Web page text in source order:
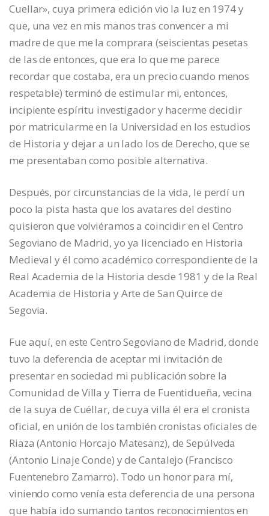
Cuellar», cuya primera edición vio la luz en 1974 y
que, una vez en mis manos tras convencer a mi
madre de que me la comprara (seiscientas pesetas
de las de entonces, que era lo que me parece
recordar que costaba, era un precio cuando menos
respetable) terminó de estimular mi, entonces,
incipiente espíritu investigador y hacerme decidir
por matricularme en la Universidad en los estudios
de Historia y dejar a un lado los de Derecho, que se
me presentaban como posible alternativa.
Después, por circunstancias de la vida, le perdí un
poco la pista hasta que los avatares del destino
quisieron que volviéramos a coincidir en el Centro
Segoviano de Madrid, yo ya licenciado en Historia
Medieval y él como académico correspondiente de la
Real Academia de la Historia desde 1981 y de la Real
Academia de Historia y Arte de San Quirce de
Segovia.
Fue aquí, en este Centro Segoviano de Madrid, donde
tuvo la deferencia de aceptar mi invitación de
presentar en sociedad mi publicación sobre la
Comunidad de Villa y Tierra de Fuentidueña, vecina
de la suya de Cuéllar, de cuya villa él era el cronista
oficial, en unión de los también cronistas oficiales de
Riaza (Antonio Horcajo Matesanz), de Sepúlveda
(Antonio Linaje Conde) y de Cantalejo (Francisco
Fuentenebro Zamarro). Todo un honor para mí,
viniendo como venía esta deferencia de una persona
que había ido sumando tantos reconocimientos en